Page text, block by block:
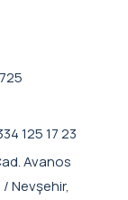
125 17 23
Avanos
/ Nevşehir,